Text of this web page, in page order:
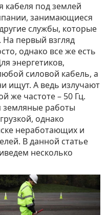
кабеля под землей
занимающиеся
службы, которые
первый взгляд
однако все же есть
энергетиков,
силовой кабель, а
ищут. А ведь излучают
же частоте – 50 Гц.
работы
однако
неработающих и
В данной статье
несколько